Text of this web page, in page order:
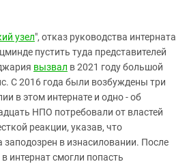
узел", отказ руководства интерната
пустить туда представителей
вызвал в 2021 году большой
С 2016 года были возбуждены три
в этом интернате и одно - об
НПО потребовали от властей
реакции, указав, что
заподозрен в изнасиловании. После
интернат смогли попасть